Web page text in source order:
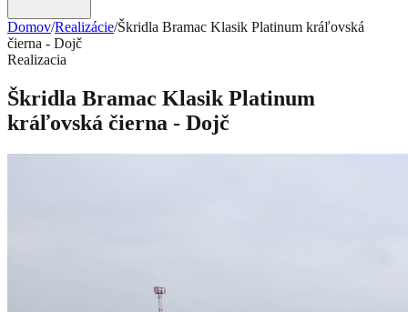
Domov/Realizácie/Škridla Bramac Klasik Platinum kráľovská
čierna - Dojč
Realizacia
Škridla Bramac Klasik Platinum
kráľovská čierna - Dojč